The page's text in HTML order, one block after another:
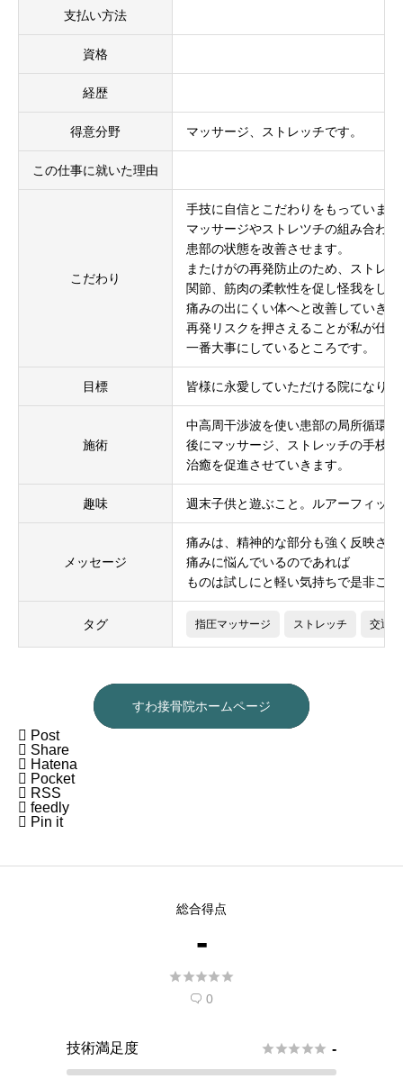
支払い方法
資格
経歴
得意分野 マッサージ、ストレッチです。
この仕事に就いた理由
こだわり
手技に自信とこだわりをもっています
マッサージやストレツチの組み合わ
患部の状態を改善させます。
またけがの再発防止のため、ストレ
関節、筋肉の柔軟性を促し怪我をし
痛みの出にくい体へと改善していきま
再発リスクを押さえることが私が仕
一番大事にしているところです。
目標 皆様に永愛していただける院になり
施術
中高周干渉波を使い患部の局所循環
後にマッサージ、ストレッチの手枝
治癒を促進させていきます。
趣味 週末子供と遊ぶこと。ルアーフィッ
メッセージ
痛みは、精神的な部分も強く反映され
痛みに悩んでいるのであれば
ものは試しにと軽い気持ちで是非ご
タグ 指圧マッサージ ストレッチ 交通
すわ接骨院ホームページ
 Post
 Share
 Hatena
 Pocket
 RSS
 feedly
 Pin it
総合得点
-

 0
技術満足度  -